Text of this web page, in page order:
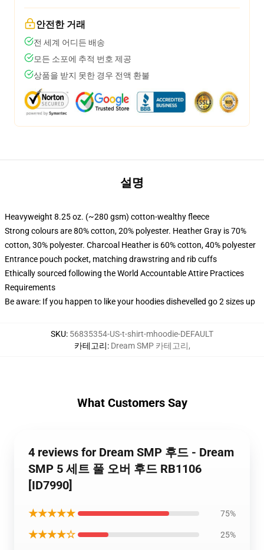
안전한 거래
전 세계 어디든 배송
모든 소포에 추적 번호 제공
상품을 받지 못한 경우 전액 환불
설명
Heavyweight 8.25 oz. (~280 gsm) cotton-wealthy fleece
Strong colours are 80% cotton, 20% polyester. Heather Gray is 70%
cotton, 30% polyester. Charcoal Heather is 60% cotton, 40% polyester
Entrance pouch pocket, matching drawstring and rib cuffs
Ethically sourced following the World Accountable Attire Practices
Requirements
Be aware: If you happen to like your hoodies dishevelled go 2 sizes up
SKU: 56835354-US-t-shirt-mhoodie-DEFAULT
카테고리: Dream SMP 카테고리,
What Customers Say
4 reviews for Dream SMP 후드 - Dream
SMP 5 세트 풀 오버 후드 RB1106
[ID7990]
★★★★★ 75%
★★★★☆ 25%